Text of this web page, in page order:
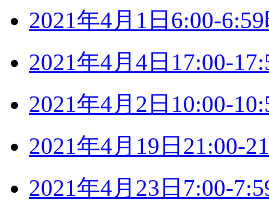
2021年4月1日6:00-
2021年4月4日17:00-
2021年4月2日10:00-
2021年4月19日21:00-
2021年4月23日7:00-